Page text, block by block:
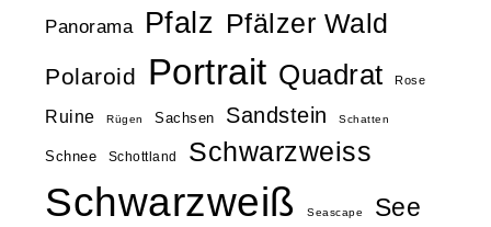
Panorama Pfalz Pfälzer Wald
Polaroid Portrait Quadrat Rose
Ruine Rügen Sachsen Sandstein Schatten
Schnee Schottland Schwarzweiss
Schwarzweiß Seascape See